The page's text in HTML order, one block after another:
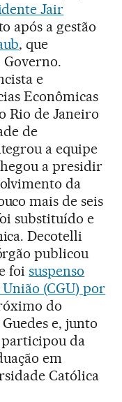
Jair
após a gestão
, que
e
Econômicas
Rio de Janeiro
de
a equipe
a presidir
da
mais de seis
substituído e
Decotelli
publicou
foisuspenso
(CGU) por
do
e, junto
da
em
Católica